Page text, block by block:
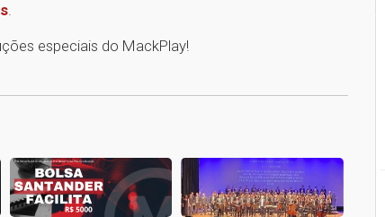
.
especiais do MackPlay!
1